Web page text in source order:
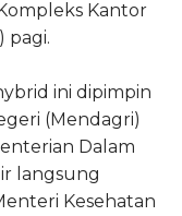
Kantor
pagi.
ini dipimpin
(Mendagri)
Dalam
langsung
Kesehatan